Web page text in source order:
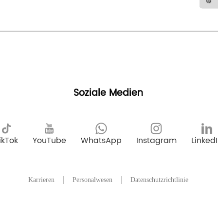
Soziale Medien
YouTube WhatsApp Instagram
Karrieren Personalwesen Datenschutzrichtlinie